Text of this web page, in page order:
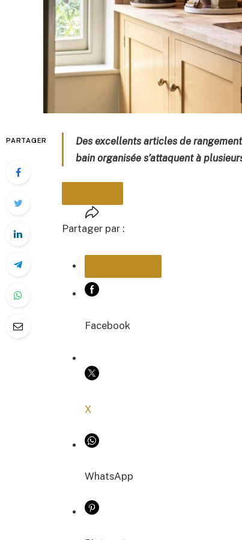
PARTAGER
Des excellents articles de
bain organisée s’attaquent à
Partager par :
COPIER LE LIEN
Facebook
X
WhatsApp